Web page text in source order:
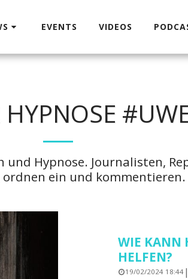
EVENTS VIDEOS
Hypnose. Journalisten,
ordnen ein und kommentieren.
WIE KANN
HELFEN?
19/02/2024 18:44|